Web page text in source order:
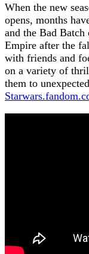
When the new
opens, months
and the Bad
Empire after the
with friends and
on a variety of
them to